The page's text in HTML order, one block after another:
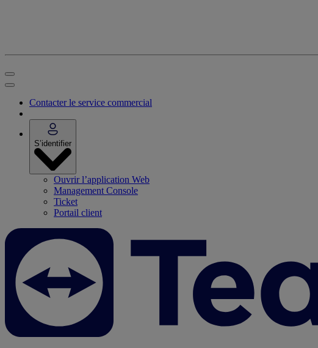
Contacter le service commercial
S’identifier
Ouvrir l’application Web
Management Console
Ticket
Portail client